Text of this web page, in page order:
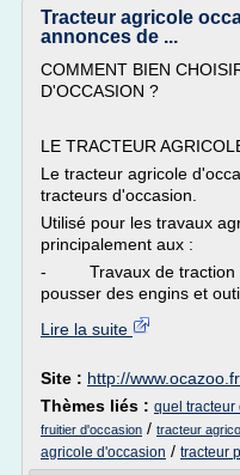
Tracteur agricole
annonces de ...
COMMENT BIEN
D'OCCASION ?
LE TRACTEUR
Le tracteur agricole
tracteurs d'occasion.
Utilisé pour les travaux
principalement aux :
- Travaux de traction :
pousser des engins et
Lire la suite
Site : http://www.ocazoo.fr
Thèmes liés : quel tracteur
fruitier d'occasion / tracteur
agricole d'occasion / tracteur